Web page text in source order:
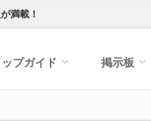
満載！
プガイド 掲示板